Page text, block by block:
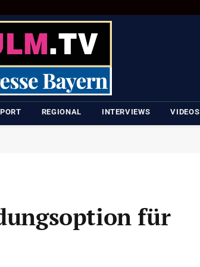
REGIONAL INTERVIEWS VIDEOS
für